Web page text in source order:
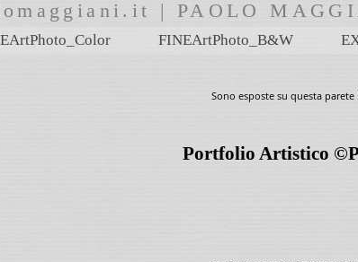
| PAOLO
FINEArtPhoto_B&W
Sono esposte su questa parete
Portfolio Artistico